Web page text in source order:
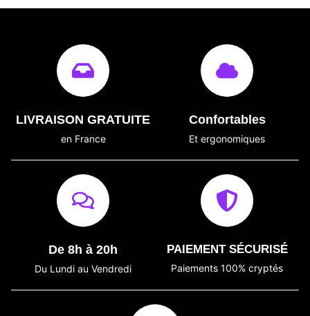
LIVRAISON GRATUITE
en France
Confortables
Et ergonomiques
De 8h à 20h
Du Lundi au Vendredi
PAIEMENT SÉCURISÉ
Paiements 100% cryptés